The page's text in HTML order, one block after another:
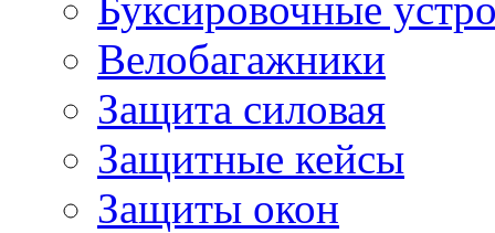
Велобагажники
Защита силовая
Защитные кейсы
Защиты окон